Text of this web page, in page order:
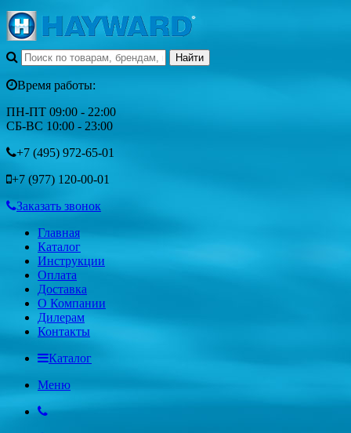
Время работы:
ПН-ПТ 09:00 - 22:00
СБ-ВС 10:00 - 23:00
+7 (495) 972-65-01
+7 (977) 120-00-01
Заказать звонок
Главная
Каталог
Инструкции
Оплата
Доставка
О Компании
Дилерам
Контакты
Каталог
Меню